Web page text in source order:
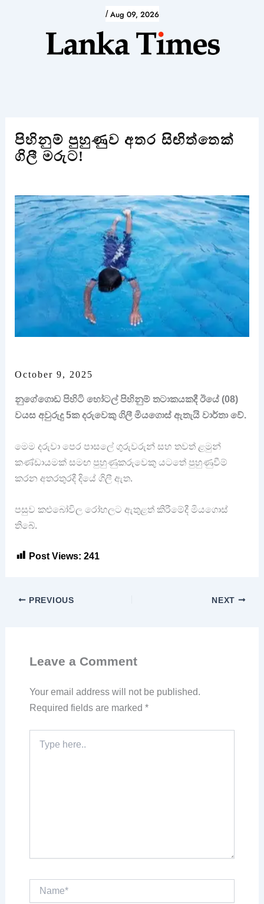
/ Aug 09, 2026
පිහිනුම් පුහුණුව අතර සිඟිත්තෙක්
ගිලී මරුට!
October 9, 2025
නුගේගොඩ පිහිටි හෝටල් පිහිනුම් තටාකයකදී ඊයේ (08)
වයස අවුරුදු 5ක දරුවෙකු ගිලී මියගොස් ඇතැයි වාර්තා වේ.
මෙම දරුවා පෙර පාසලේ ගුරුවරුන් සහ තවත් ළමුන්
කණ්ඩායමක් සමඟ පුහුණුකරුවෙකු යටතේ පුහුණුවීම්
කරන අතරතුරදී දියේ ගිලී ඇත.
පසුව කළුබෝවිල රෝහලට ඇතුළත් කිරීමේදී මියගොස්
තිබේ.
Post Views: 241
PREVIOUS NEXT
Leave a Comment
Your email address will not be published.
Required fields are marked *
here..